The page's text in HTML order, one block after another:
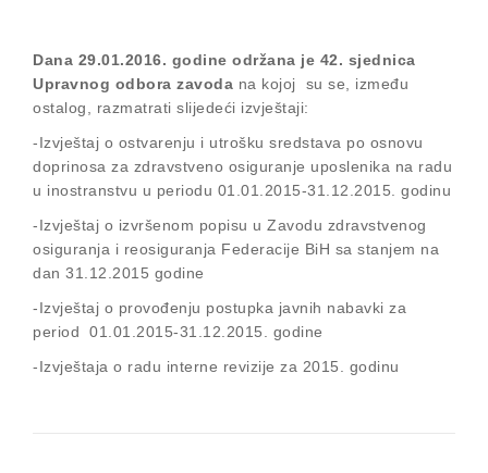
Dana 29.01.2016. godine održana je 42. sjednica
Upravnog odbora zavoda na kojoj su se, između
ostalog, razmatrati slijedeći izvještaji:
-Izvještaj o ostvarenju i utrošku sredstava po osnovu
doprinosa za zdravstveno osiguranje uposlenika na radu
u inostranstvu u periodu 01.01.2015-31.12.2015. godinu
-Izvještaj o izvršenom popisu u Zavodu zdravstvenog
osiguranja i reosiguranja Federacije BiH sa stanjem na
dan 31.12.2015 godine
-Izvještaj o provođenju postupka javnih nabavki za
period 01.01.2015-31.12.2015. godine
-Izvještaja o radu interne revizije za 2015. godinu